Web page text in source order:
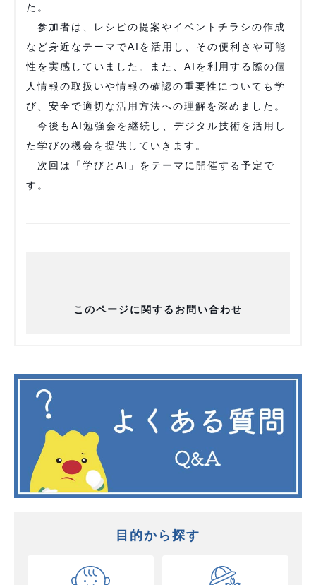
た。
参加者は、レシピの提案やイベントチラシの作成
など身近なテーマでAIを活用し、その便利さや可能
性を実感していました。また、AIを利用する際の個
人情報の取扱いや情報の確認の重要性についても学
び、安全で適切な活用方法への理解を深めました。
今後もAI勉強会を継続し、デジタル技術を活用し
た学びの機会を提供していきます。
次回は「学びとAI」をテーマに開催する予定で
す。
このページに関するお問い合わせ
目的から探す